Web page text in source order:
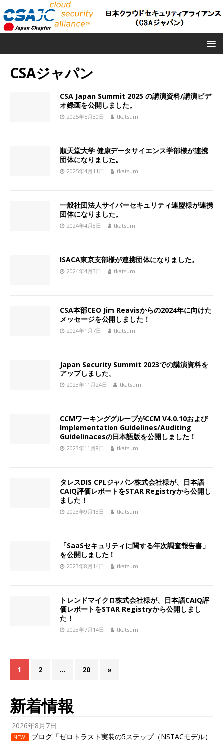
CSAジャパン
CSA Japan Summit 2025 の講演資料/講演ビデ
オ録画を公開しました。
2025年5月30日 tkatsumi
順天堂大学 健康データサイエンス学部様が連携
団体になりました。
2025年4月11日 tkatsumi
一般社団法人サイバーセキュリティ連盟様が連携
団体になりました。
2024年4月8日 tkatsumi
ISACA東京支部様が連携団体になりました。
2024年4月3日 tkatsumi
CSA本部CEO Jim Reavisからの2024年に向けた
メッセージを公開しました！
2024年1月7日 tkatsumi
Japan Security Summit 2023での講演資料を
アップしました。
2023年11月24日 tkatsumi
CCMワーキンググループがCCM V4.0.10および
Implementation Guidelines/Auditing
Guidelinacesの日本語版を公開しました！
2023年11月8日 tkatsumi
タレスDIS CPLジャパン株式会社様が、日本語
CAIQ評価レポートをSTAR Registryから公開し
ました！
2023年9月13日 tkatsumi
「SaaSセキュリティに関する年次調査報告書」
を公開しました！
2023年8月14日 tkatsumi
トレンドマイクロ株式会社様が、日本語CAIQ評
価レポートをSTAR Registryから公開しまし
た！
2023年7月14日 tkatsumi
1 2 … 20 »
新着情報
2026年8月7日
NEW!
ブログ「ゼロトラスト実装の5ステップ（NSTACモデル）